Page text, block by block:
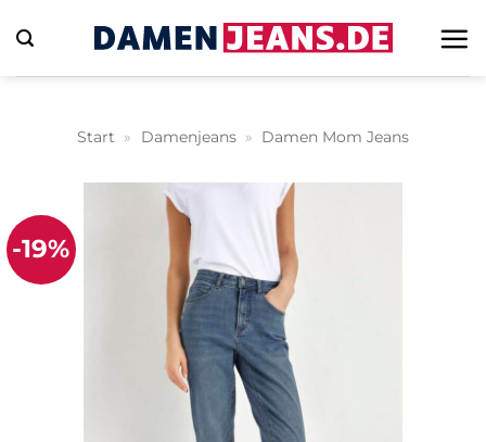
Inhalt
springen
Start » Damenjeans » Damen Mom Jeans
-19%